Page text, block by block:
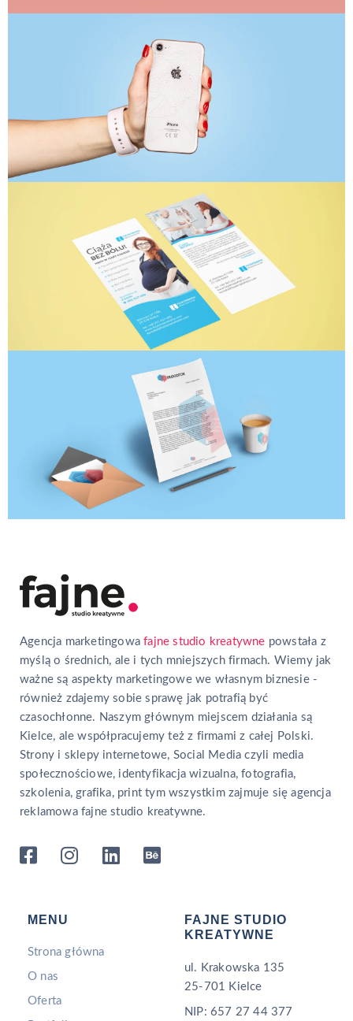
Agencja marketingowafajne studio kreatywne powstała z
myślą o średnich, ale i tych mniejszych firmach. Wiemy jak
ważne są aspekty marketingowe we własnym biznesie -
również zdajemy sobie sprawę jak potrafią być
czasochłonne. Naszym głównym miejscem działania są
Kielce, ale współpracujemy też z firmami z całej Polski.
Strony i sklepy internetowe, Social Media czyli media
społecznościowe, identyfikacja wizualna, fotografia,
szkolenia, grafika, print tym wszystkim zajmuje się agencja
reklamowa fajne studio kreatywne.
MENU
Strona główna
O nas
Oferta
FAJNE STUDIO
KREATYWNE
ul. Krakowska 135
25-701 Kielce
NIP: 657 27 44 377